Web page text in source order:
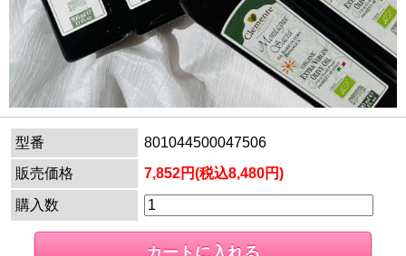
型番
801044500047506
販売価格
7,852円(税込8,480円)
購入数